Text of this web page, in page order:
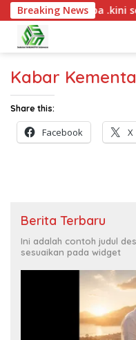
Breaking News
Saat nya tiba .kini
Kabar
Share this:
Facebook X
Berita Terbaru
Ini adalah contoh judul
sesuaikan pada widget